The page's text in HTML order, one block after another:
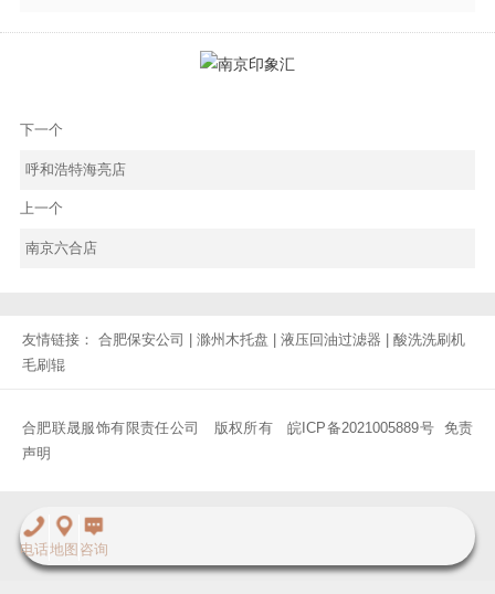
下一个
呼和浩特海亮店
上一个
南京六合店
友情链接： 合肥保安公司 滁州木托盘 液压回油过滤器
酸洗洗刷机
毛刷辊
合肥联晟服饰有限责任公司 版权所有皖ICP备2021005889号
免责
声明
电话地图 咨询